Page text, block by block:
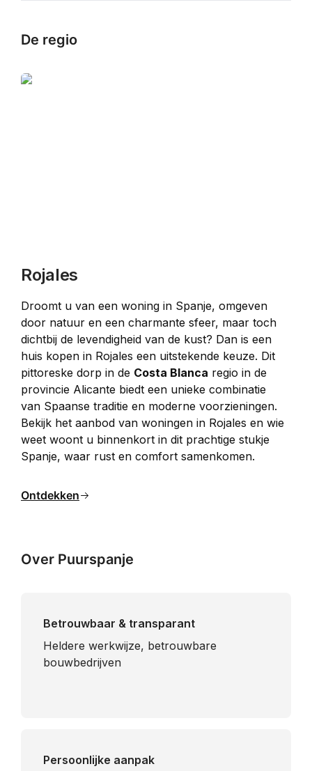
De regio
Rojales
Droomt u van een woning in Spanje, omgeven
door natuur en een charmante sfeer, maar toch
dichtbij de levendigheid van de kust? Dan is een
huis kopen in Rojales een uitstekende keuze. Dit
pittoreske dorp in de Costa Blanca regio in de
provincie Alicante biedt een unieke combinatie
van Spaanse traditie en moderne voorzieningen.
Bekijk het aanbod van woningen in Rojales en wie
weet woont u binnenkort in dit prachtige stukje
Spanje, waar rust en comfort samenkomen.
Ontdekken
Over Puurspanje
Betrouwbaar & transparant
Heldere werkwijze, betrouwbare
bouwbedrijven
Persoonlijke aanpak